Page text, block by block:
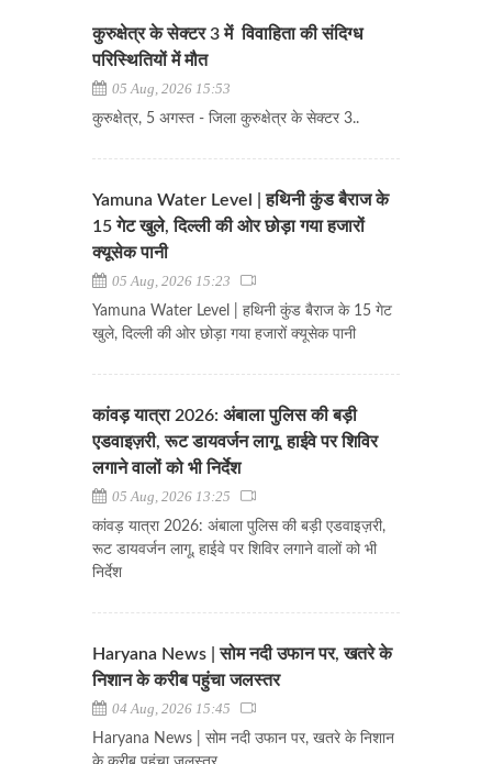
कुरुक्षेत्र के सेक्टर 3 में विवाहिता की संदिग्ध
परिस्थितियों में मौत
05 Aug, 2026 15:53
कुरुक्षेत्र, 5 अगस्त - जिला कुरुक्षेत्र के सेक्टर 3..
Yamuna Water Level | हथिनी कुंड बैराज के
15 गेट खुले, दिल्ली की ओर छोड़ा गया हजारों
क्यूसेक पानी
05 Aug, 2026 15:23
Yamuna Water Level | हथिनी कुंड बैराज के 15 गेट
खुले, दिल्ली की ओर छोड़ा गया हजारों क्यूसेक पानी
कांवड़ यात्रा 2026: अंबाला पुलिस की बड़ी
एडवाइज़री, रूट डायवर्जन लागू, हाईवे पर शिविर
लगाने वालों को भी निर्देश
05 Aug, 2026 13:25
कांवड़ यात्रा 2026: अंबाला पुलिस की बड़ी एडवाइज़री,
रूट डायवर्जन लागू, हाईवे पर शिविर लगाने वालों को भी
निर्देश
Haryana News | सोम नदी उफान पर, खतरे के
निशान के करीब पहुंचा जलस्तर
04 Aug, 2026 15:45
Haryana News | सोम नदी उफान पर, खतरे के निशान